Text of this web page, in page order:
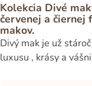
Kolekcia Divé
červenej a čiernej
makov.
Divý mak je už
luxusu , krásy a